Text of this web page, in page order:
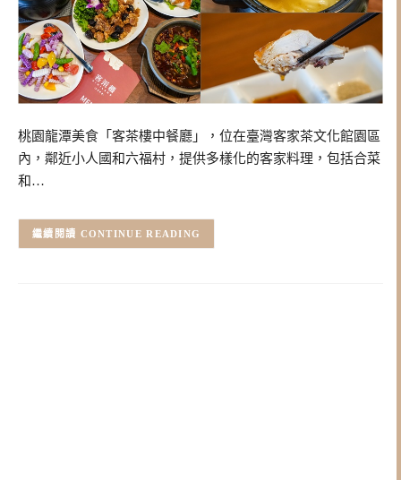
桃園龍潭美食「客茶樓中餐廳」，位在臺灣客家茶文化館園區
內，鄰近小人國和六福村，提供多樣化的客家料理，包括合菜
和…
CONTINUE READING